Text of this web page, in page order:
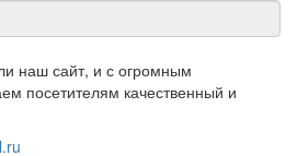
наш сайт, и с огромным
посетителям качественный и